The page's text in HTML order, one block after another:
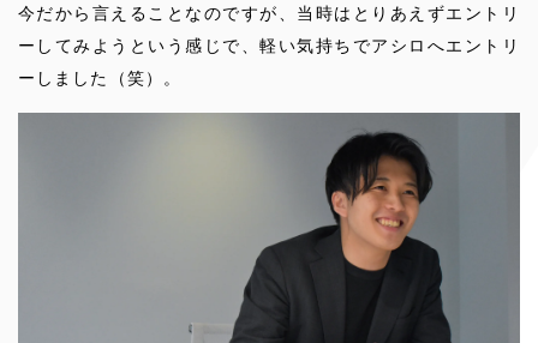
今だから言えることなのですが、当時はとりあえずエントリ
ーしてみようという感じで、軽い気持ちでアシロへエントリ
ーしました（笑）。